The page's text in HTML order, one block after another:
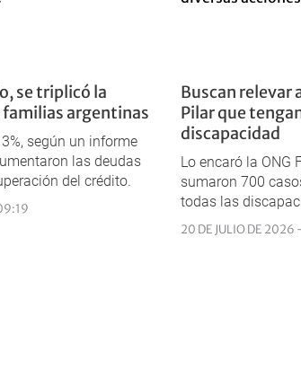
se triplicó la
argentinas
según un informe
las deudas
del crédito.
Buscan relevar
Pilar que
discapacidad
Lo encaró la ONG
sumaron 700
todas las
20 DE JULIO DE 2026